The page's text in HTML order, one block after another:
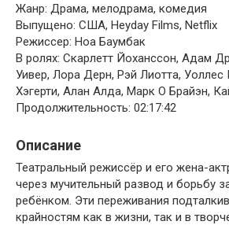
Жанр: Драма, мелодрама, комедия
Выпущено: США, Heyday Films, Netflix
Режиссер: Ноа Баумбак
В ролях: Скарлетт Йоханссон, Адам
Уивер, Лора Дерн, Рэй Лиотта,
Хэгерти, Алан Алда, Марк О Брайэн,
Продолжительность: 02:17:42
Описание
Театральный режиссёр и его жена-
через мучительный развод и борьбу
ребёнком. Эти переживания
крайностям как в жизни, так и в